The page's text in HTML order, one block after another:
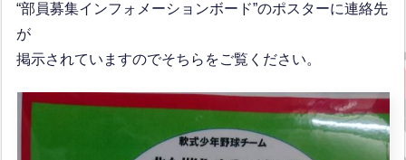
“部員募集インフォメーションボード”のポスターに連絡先
が
掲示されていますのでそちらをご覧ください。